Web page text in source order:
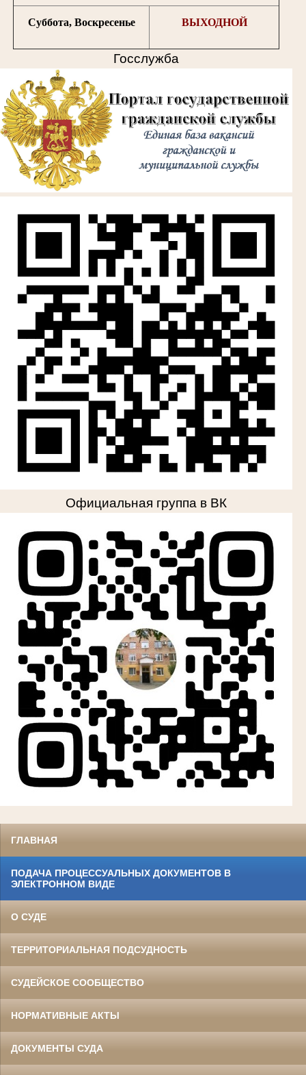
Суббота, Воскресенье ВЫХОДНОЙ
Госслужба
Официальная группа в ВК
ГЛАВНАЯ
ПОДАЧА ПРОЦЕССУАЛЬНЫХ ДОКУМЕНТОВ В
ЭЛЕКТРОННОМ ВИДЕ
О СУДЕ
ТЕРРИТОРИАЛЬНАЯ ПОДСУДНОСТЬ
СУДЕЙСКОЕ СООБЩЕСТВО
НОРМАТИВНЫЕ АКТЫ
ДОКУМЕНТЫ СУДА